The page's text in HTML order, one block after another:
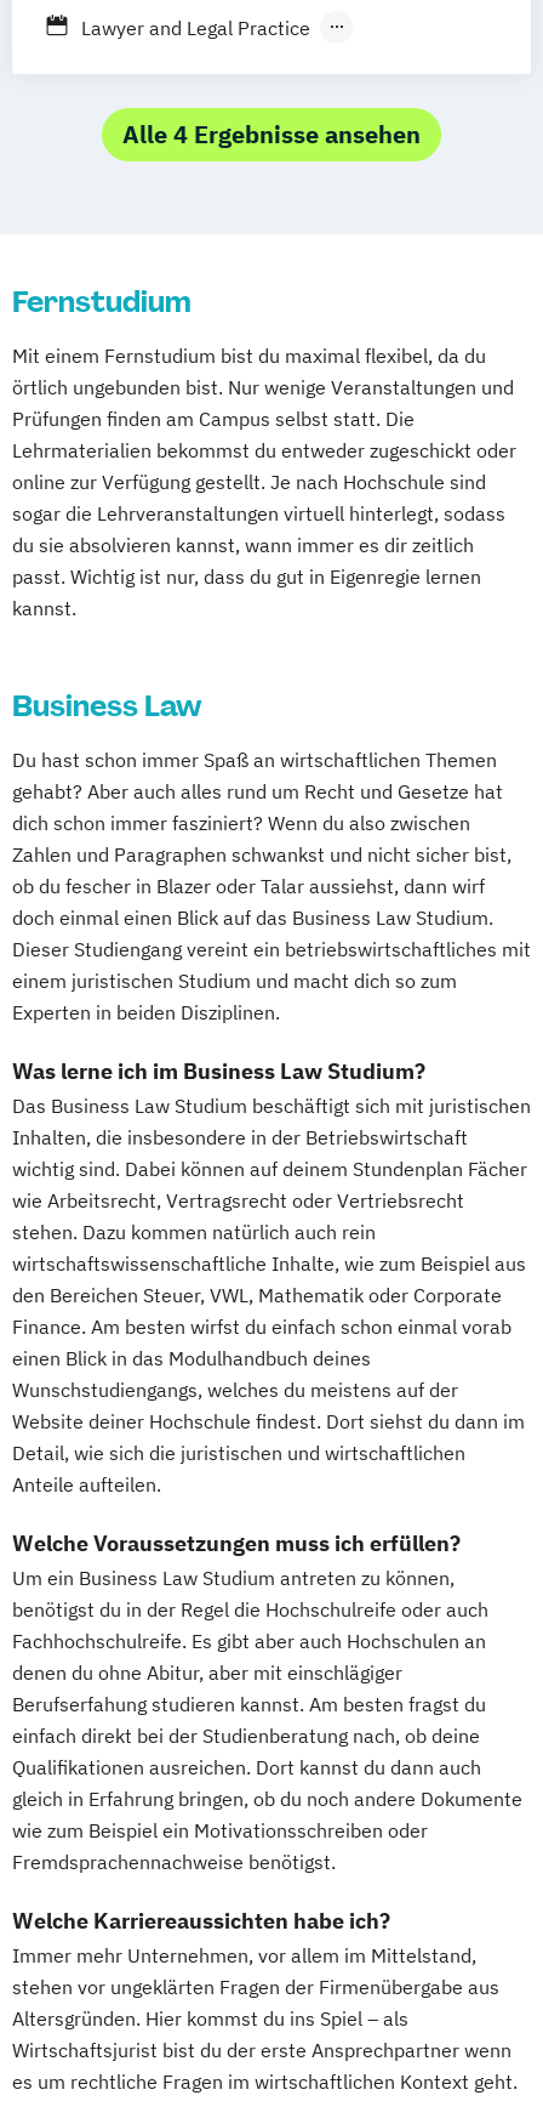
Process Management Consulting
Stuttgart Nürnberg Bonn
Lawyer and Legal Practice
Alle 4 Ergebnisse ansehen
Fernstudium
Mit einem Fernstudium bist du maximal flexibel, da du
örtlich ungebunden bist. Nur wenige Veranstaltungen und
Prüfungen finden am Campus selbst statt. Die
Lehrmaterialien bekommst du entweder zugeschickt oder
online zur Verfügung gestellt. Je nach Hochschule sind
sogar die Lehrveranstaltungen virtuell hinterlegt, sodass
du sie absolvieren kannst, wann immer es dir zeitlich
passt. Wichtig ist nur, dass du gut in Eigenregie lernen
kannst.
Business Law
Du hast schon immer Spaß an wirtschaftlichen Themen
gehabt? Aber auch alles rund um Recht und Gesetze hat
dich schon immer fasziniert? Wenn du also zwischen
Zahlen und Paragraphen schwankst und nicht sicher bist,
ob du fescher in Blazer oder Talar aussiehst, dann wirf
doch einmal einen Blick auf das Business Law Studium.
Dieser Studiengang vereint ein betriebswirtschaftliches mit
einem juristischen Studium und macht dich so zum
Experten in beiden Disziplinen.
Was lerne ich im Business Law Studium?
Das Business Law Studium beschäftigt sich mit juristischen
Inhalten, die insbesondere in der Betriebswirtschaft
wichtig sind. Dabei können auf deinem Stundenplan Fächer
wie Arbeitsrecht, Vertragsrecht oder Vertriebsrecht
stehen. Dazu kommen natürlich auch rein
wirtschaftswissenschaftliche Inhalte, wie zum Beispiel aus
den Bereichen Steuer, VWL, Mathematik oder Corporate
Finance. Am besten wirfst du einfach schon einmal vorab
einen Blick in das Modulhandbuch deines
Wunschstudiengangs, welches du meistens auf der
Website deiner Hochschule findest. Dort siehst du dann im
Detail, wie sich die juristischen und wirtschaftlichen
Anteile aufteilen.
Welche Voraussetzungen muss ich erfüllen?
Um ein Business Law Studium antreten zu können,
benötigst du in der Regel die Hochschulreife oder auch
Fachhochschulreife. Es gibt aber auch Hochschulen an
denen du ohne Abitur, aber mit einschlägiger
Berufserfahung studieren kannst. Am besten fragst du
einfach direkt bei der Studienberatung nach, ob deine
Qualifikationen ausreichen. Dort kannst du dann auch
gleich in Erfahrung bringen, ob du noch andere Dokumente
wie zum Beispiel ein Motivationsschreiben oder
Fremdsprachennachweise benötigst.
Welche Karriereaussichten habe ich?
Immer mehr Unternehmen, vor allem im Mittelstand,
stehen vor ungeklärten Fragen der Firmenübergabe aus
Altersgründen. Hier kommst du ins Spiel – als
Wirtschaftsjurist bist du der erste Ansprechpartner wenn
es um rechtliche Fragen im wirtschaftlichen Kontext geht.